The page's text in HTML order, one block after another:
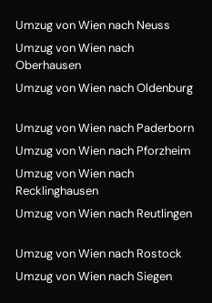
Umzug von Wien nach Neuss
Umzug von Wien nach
Oberhausen
Umzug von Wien nach Oldenburg
Umzug von Wien nach Paderborn
Umzug von Wien nach Pforzheim
Umzug von Wien nach
Recklinghausen
Umzug von Wien nach Reutlingen
Umzug von Wien nach Rostock
Umzug von Wien nach Siegen